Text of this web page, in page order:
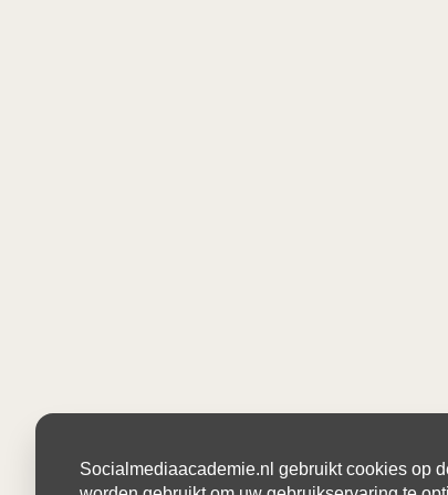
Socialmediaacademie.nl gebruikt cookies op